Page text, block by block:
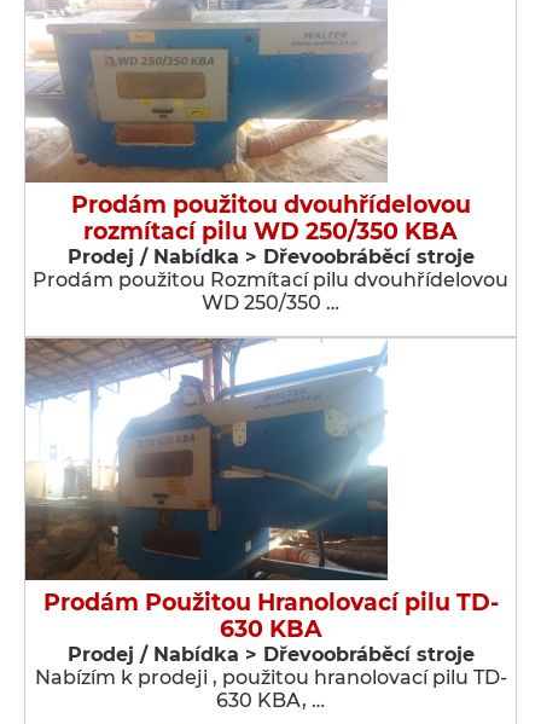
Prodám použitou dvouhřídelovou
rozmítací pilu WD 250/350 KBA
Prodej / Nabídka > Dřevoobráběcí stroje
Prodám použitou Rozmítací pilu dvouhřídelovou
WD 250/350 …
Prodám Použitou Hranolovací pilu TD-
630 KBA
Prodej / Nabídka > Dřevoobráběcí stroje
Nabízím k prodeji , použitou hranolovací pilu TD-
630 KBA, …